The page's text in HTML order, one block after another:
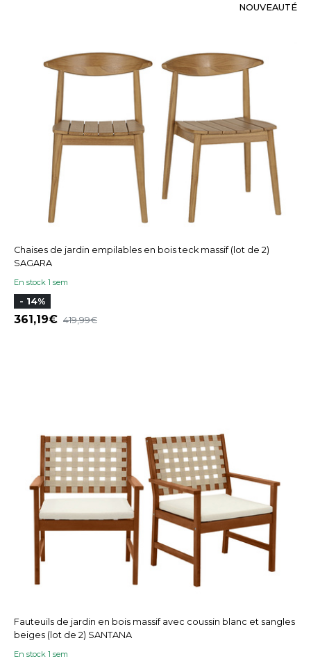
NOUVEAUTÉ
Chaises de jardin empilables en bois teck massif (lot de 2)
SAGARA
En stock 1 sem
- 14%
361,19 419,99
Fauteuils de jardin en bois massif avec coussin blanc et sangles
beiges (lot de 2) SANTANA
En stock 1 sem